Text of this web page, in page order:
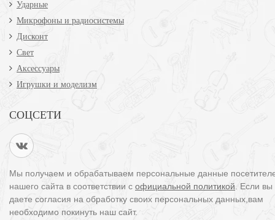
Ударные
Микрофоны и радиосистемы
Дисконт
Свет
Аксессуары
Игрушки и моделизм
СОЦСЕТИ
Мы получаем и обрабатываем персональные данные
нашего сайта в соответствии с официальной политикой . Если
даете согласия на обработку своих персональных данных,вам
необходимо покинуть наш сайт.